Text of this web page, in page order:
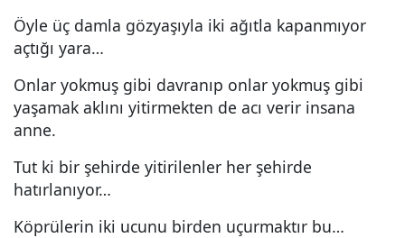
Öyle üç damla gözyaşıyla iki ağıtla kapanmıyor
açtığı yara…
Onlar yokmuş gibi davranıp onlar yokmuş gibi
yaşamak aklını yitirmekten de acı verir insana
anne.
Tut ki bir şehirde yitirilenler her şehirde
hatırlanıyor…
Köprülerin iki ucunu birden uçurmaktır bu…